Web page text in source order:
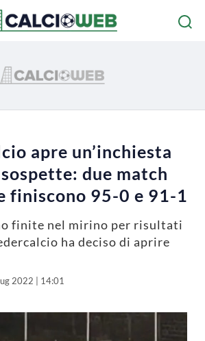
apre un’inchiesta
due match
finiscono 95-0 e 91-1
finite nel mirino per risultati
ha deciso di aprire
2022 | 14:01